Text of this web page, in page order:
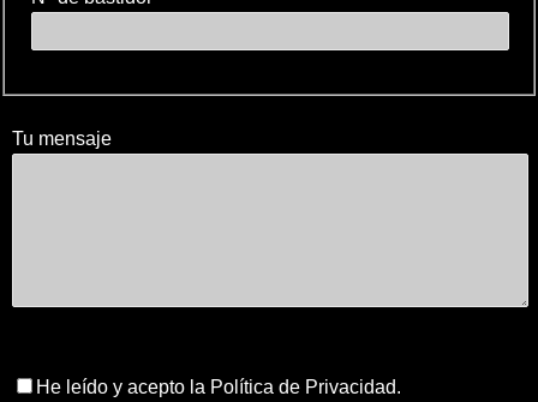
Tu mensaje
He leído y acepto la Política de Privacidad.